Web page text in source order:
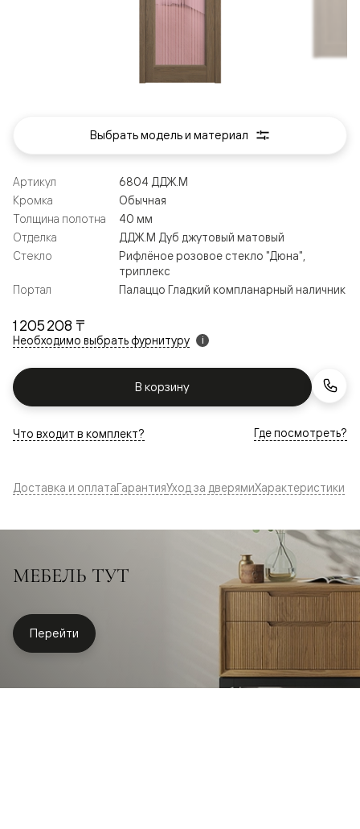
1 205 208 ₸
Необходимо выбрать фурнитуру i
В корзину
Артикул
6804 ДДЖ.М
Кромка
Обычная
Толщина полотна
40 мм
Отделка
ДДЖ.М Дуб джутовый матовый
Стекло
Рифлёное розовое стекло "Дюна",
триплекс
Портал
Палаццо Гладкий компланарный наличник
Что входит в комплект? Где посмотреть?
Выбрать модель и материал
Доставка и оплатаГарантияУход за дверямиХарактеристики
МЕБЕЛЬ ТУТ
Перейти